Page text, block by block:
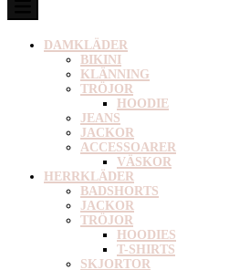
DAMKLÄDER
BIKINI
KLÄNNING
TRÖJOR
HOODIE
JEANS
JACKOR
ACCESSOARER
VÄSKOR
HERRKLÄDER
BADSHORTS
JACKOR
TRÖJOR
HOODIES
T-SHIRTS
SKJORTOR